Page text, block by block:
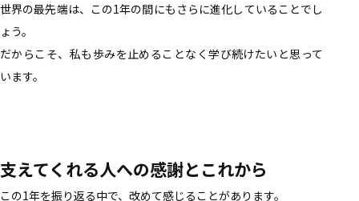
世界の最先端は、この1年の間にもさらに進化していることでし
ょう。
だからこそ、私も歩みを止めることなく学び続けたいと思って
います。
支えてくれる人への感謝とこれから
この1年を振り返る中で、改めて感じることがあります。